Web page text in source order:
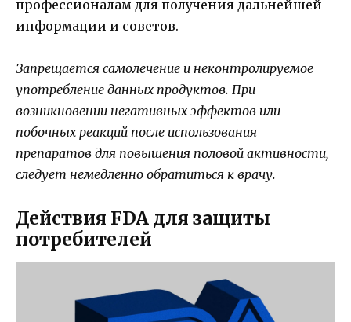
профессионалам для получения дальнейшей
информации и советов.
Запрещается самолечение и неконтролируемое
употребление данных продуктов. При
возникновении негативных эффектов или
побочных реакций после использования
препаратов для повышения половой активности,
следует немедленно обратиться к врачу.
Действия FDA для защиты
потребителей